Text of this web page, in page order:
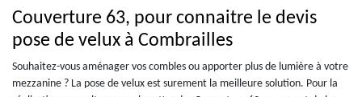
Couverture 63, pour connaitre le devis
pose de velux à Combrailles
Souhaitez-vous aménager vos combles ou apporter plus de lumière à votre
mezzanine ? La pose de velux est surement la meilleure solution. Pour la